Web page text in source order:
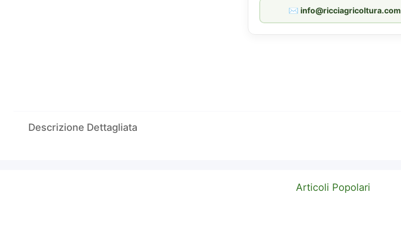
✉︎ info@ricciagricoltura.com
Descrizione Dettagliata
Articoli Popolari